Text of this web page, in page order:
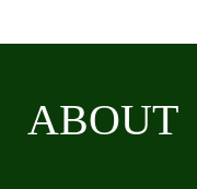
ABOUT